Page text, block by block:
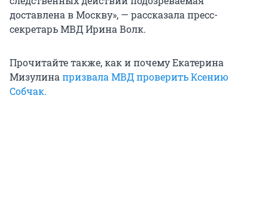
доставлена в Москву», — рассказала пресс-
секретарь МВД Ирина Волк.
Прочитайте также, как и почему Екатерина
Мизулина призвала МВД проверить Ксению
Собчак.